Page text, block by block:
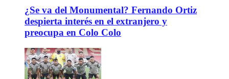
¿Se va del Monumental? Fernando Ortiz
despierta interés en el extranjero y
preocupa en Colo Colo